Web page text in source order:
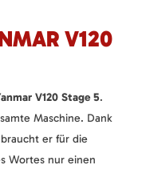
V120
V120 Stage 5.
Maschine. Dank
er für die
Wortes nur einen